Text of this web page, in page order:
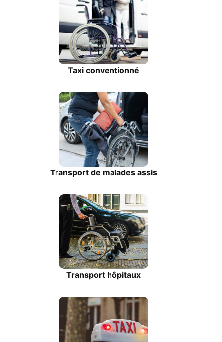
Taxi conventionné
Transport de malades assis
Transport hôpitaux